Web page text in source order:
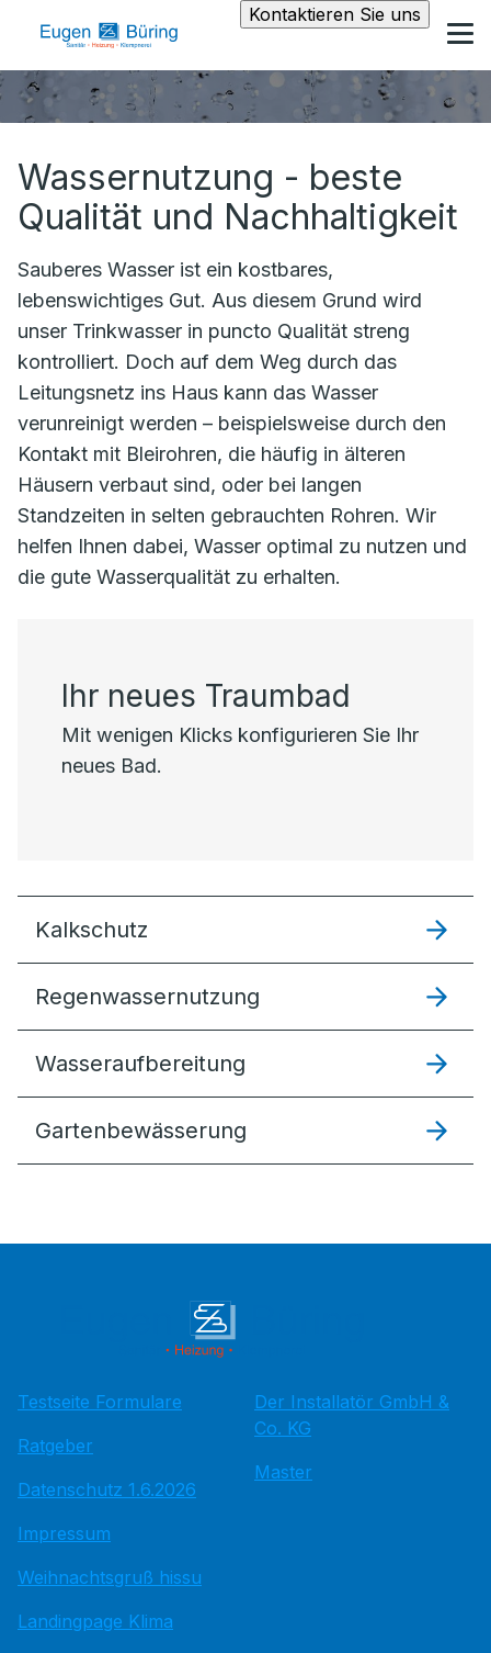
Kontaktieren Sie uns
Wassernutzung - beste
Qualität und Nachhaltigkeit
Sauberes Wasser ist ein kostbares,
lebenswichtiges Gut. Aus diesem Grund wird
unser Trinkwasser in puncto Qualität streng
kontrolliert. Doch auf dem Weg durch das
Leitungsnetz ins Haus kann das Wasser
verunreinigt werden – beispielsweise durch den
Kontakt mit Bleirohren, die häufig in älteren
Häusern verbaut sind, oder bei langen
Standzeiten in selten gebrauchten Rohren. Wir
helfen Ihnen dabei, Wasser optimal zu nutzen und
die gute Wasserqualität zu erhalten.
Ihr neues Traumbad
Mit wenigen Klicks konfigurieren Sie Ihr
neues Bad.
Kalkschutz
Regenwassernutzung
Wasseraufbereitung
Gartenbewässerung
Testseite Formulare
Ratgeber
Datenschutz 1.6.2026
Impressum
Weihnachtsgruß hissu
Landingpage Klima
Der Installatör GmbH &
Co. KG
Master